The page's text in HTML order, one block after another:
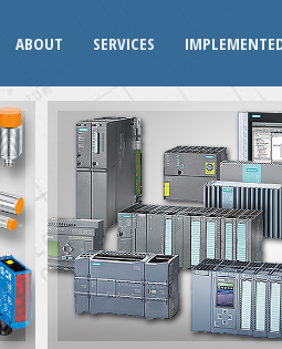
ABOUT SERVICES